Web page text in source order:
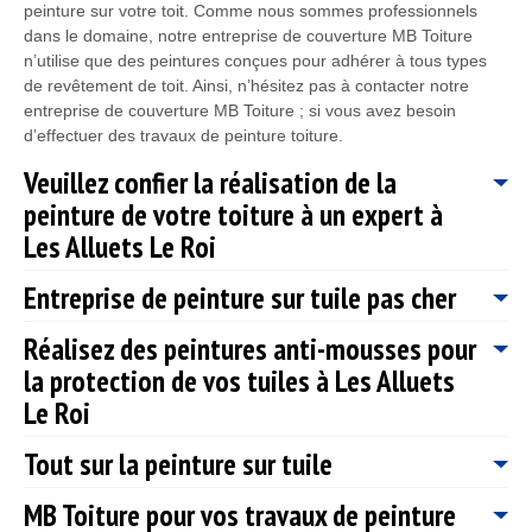
peinture sur votre toit. Comme nous sommes professionnels
dans le domaine, notre entreprise de couverture MB Toiture
n’utilise que des peintures conçues pour adhérer à tous types
de revêtement de toit. Ainsi, n’hésitez pas à contacter notre
entreprise de couverture MB Toiture ; si vous avez besoin
d’effectuer des travaux de peinture toiture.
Veuillez confier la réalisation de la
peinture de votre toiture à un expert à
Les Alluets Le Roi
En général, la peinture pour toiture est spécialement faite pour
l’apparition de mousse ou végétaux et une meilleure résistance.
Après cela, vous pouvez conserver durant des années une
toiture en parfaite état. En conservant vos tuiles en si bon état,
vous éviterez les infiltrations et l’humidité. La sécurité de votre
votre maison. En bref, peindre sa toiture est donc une très
aussi d’assurer l’esthétique de la maison. À Les Alluets Le Roi
Entreprise de peinture sur tuile pas cher
Si vous souhaitez peindre votre toit à Les Alluets Le Roi ;
n’hésitez pas à contacter notre entreprise MB Toiture. Fort de
plusieurs années d’expérience, nos artisans peintres 78580
pourront remettre à neuf votre toiture en réalisant des travaux
de peinture sur tuile. Notre entreprise MB Toiture vous propose
des travaux de qualité à un tarif défiant toutes concurrences à
du budget que vous prévoyez pour votre projet à notre
Réalisez des peintures anti-mousses pour
la protection de vos tuiles à Les Alluets
Le Roi
L’humidité favorise le développement de la mousse et d’autre
permet de protéger votre toiture. MB Toiture, une entreprise
Tout sur la peinture sur tuile
La toiture fait partie de l’élément la plus importante pour une
MB Toiture pour vos travaux de peinture